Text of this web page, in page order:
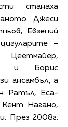
станаха
Джеси
Евгений
–
и Борис
ансамбъл, а
Ратъл, Еса-
Нагано,
През 2008г.